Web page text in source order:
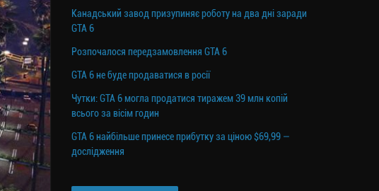
Канадський завод призупиняє роботу на два дні заради
GTA 6
Розпочалося передзамовлення GTA 6
GTA 6 не буде продаватися в росії
Чутки: GTA 6 могла продатися тиражем 39 млн копій
всього за вісім годин
GTA 6 найбільше принесе прибутку за ціною $69,99 —
дослідження